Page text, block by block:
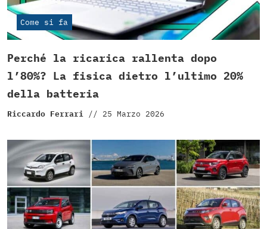
Come si fa
Perché la ricarica rallenta dopo
l’80%? La fisica dietro l’ultimo 20%
della batteria
Riccardo Ferrari // 25 Marzo 2026